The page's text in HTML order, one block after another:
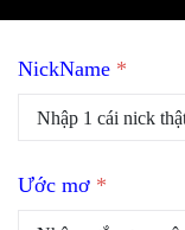
NickName *
Ước mơ *